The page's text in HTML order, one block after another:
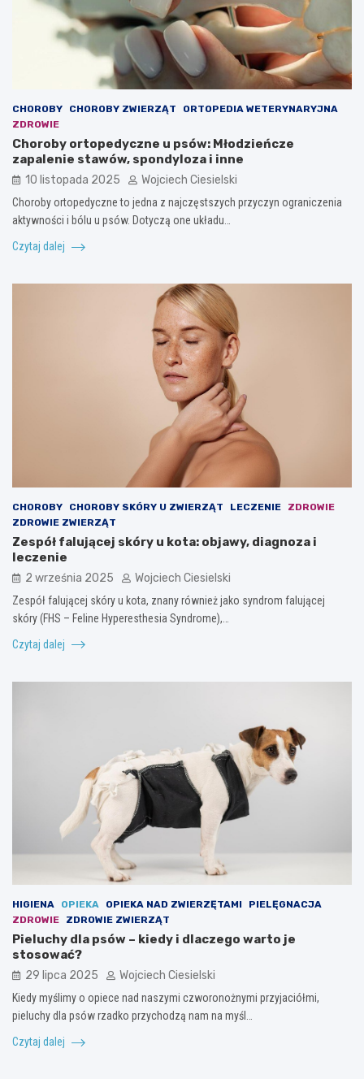
CHOROBY CHOROBY ZWIERZĄT
ORTOPEDIA WETERYNARYJNA
ZDROWIE
Choroby ortopedyczne u psów: Młodzieńcze
zapalenie stawów, spondyloza i inne
10 listopada 2025 Wojciech Ciesielski
Choroby ortopedyczne to jedna z najczęstszych przyczyn ograniczenia
aktywności i bólu u psów. Dotyczą one układu…
Czytaj dalej
CHOROBY CHOROBY SKÓRY U ZWIERZĄT LECZENIE
ZDROWIE
ZDROWIE ZWIERZĄT
Zespół falującej skóry u kota: objawy, diagnoza i
leczenie
2 września 2025 Wojciech Ciesielski
Zespół falującej skóry u kota, znany również jako syndrom falującej
skóry (FHS – Feline Hyperesthesia Syndrome),…
Czytaj dalej
HIGIENA OPIEKA OPIEKA NAD ZWIERZĘTAMI
PIELĘGNACJA
ZDROWIE
ZDROWIE ZWIERZĄT
Pieluchy dla psów – kiedy i dlaczego warto je
stosować?
29 lipca 2025 Wojciech Ciesielski
Kiedy myślimy o opiece nad naszymi czworonożnymi przyjaciółmi,
pieluchy dla psów rzadko przychodzą nam na myśl…
Czytaj dalej